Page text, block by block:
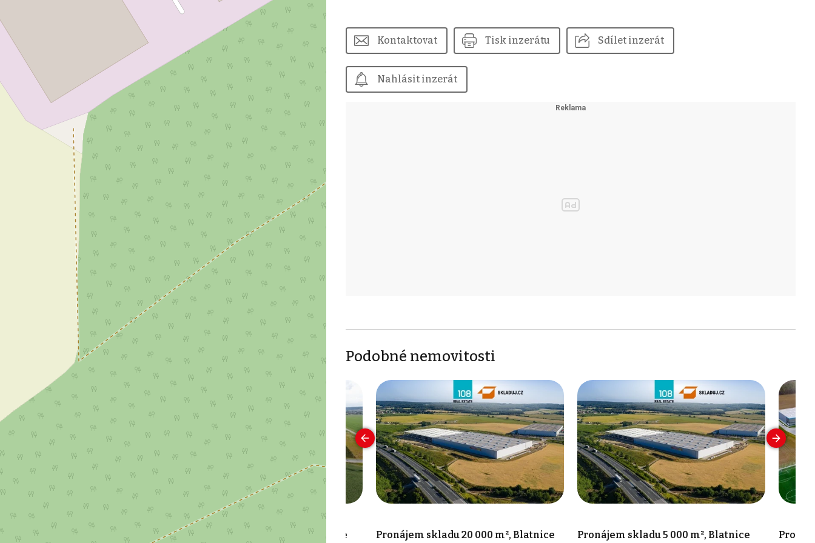
Kontaktovat Tisk inzerátu Sdílet inzerát
Nahlásit inzerát
Podobné nemovitosti
skladu 7 000 m², Vejprnice Pronájem skladu 4 279 m², Blatnice Pronájem skladu 20 000 m², Blatnice Pronájem skladu 5 000 m², Blatnice